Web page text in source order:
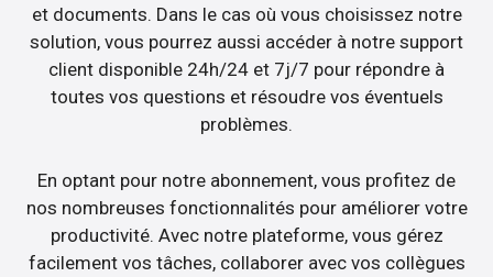
et documents. Dans le cas où vous choisissez notre
solution, vous pourrez aussi accéder à notre support
client disponible 24h/24 et 7j/7 pour répondre à
toutes vos questions et résoudre vos éventuels
problèmes.
En optant pour notre abonnement, vous profitez de
nos nombreuses fonctionnalités pour améliorer votre
productivité. Avec notre plateforme, vous gérez
facilement vos tâches, collaborer avec vos collègues